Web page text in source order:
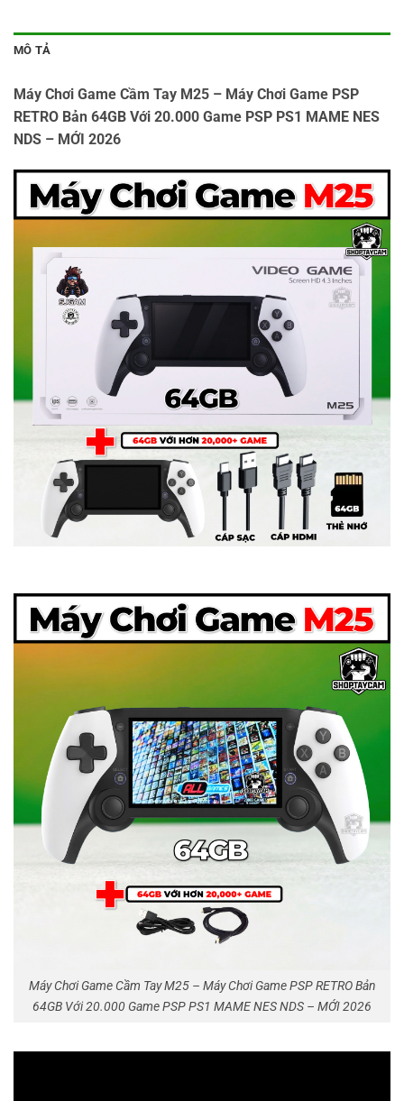
MÔ TẢ
Máy Chơi Game Cầm Tay M25 – Máy Chơi Game PSP
RETRO Bản 64GB Với 20.000 Game PSP PS1 MAME NES
NDS – MỚI 2026
Máy Chơi Game Cầm Tay M25 – Máy Chơi Game PSP RETRO Bản
64GB Với 20.000 Game PSP PS1 MAME NES NDS – MỚI 2026